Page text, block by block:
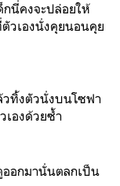
กนี่คงจะปล่อยให้
วเองนั่งคุยนอนคุย
วทิ้งตัวนั่งบนโซฟา
เองด้วยซ้ำ
อกมานั่นตลกเป็น